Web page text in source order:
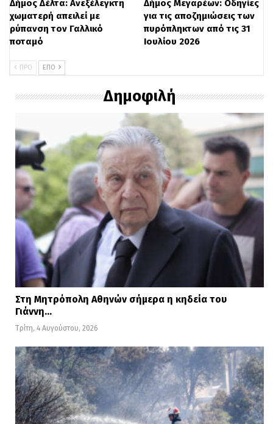
Δήμος Δέλτα: Ανεξέλεγκτη
χωματερή απειλεί με
ρύπανση τον Γαλλικό
ποταμό
Δήμος Μεγαρέων: Οδηγίες
για τις αποζημιώσεις των
πυρόπληκτων από τις 31
Ιουλίου 2026
ΠΡΟ ΕΠΌ
Δημοφιλή
Στη Μητρόπολη Αθηνών σήμερα η κηδεία του
Γιάννη…
Τρίτη, 4 Αυγούστου, 2026